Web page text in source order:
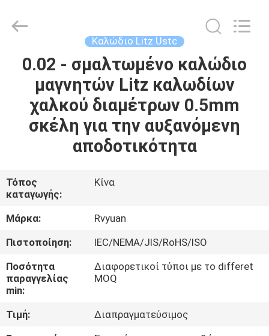
ΣΠΊΤΙ
ΠΡΟΪΌΝΤΑ
ΠΕΡΊΠΟΥ
ΕΜΕΊΣ
ΓΎΡΟΣ
ΕΡΓΟΣΤΑΣΊΩΝ
ΠΟΙΟΤΙΚΌΣ
ΈΛΕΓΧΟΣ
Material
Co,.Ltd.
Reserved.
Καλώδιο Litz Ustc
0.02 - σμαλτωμένο καλώδιο
μαγνητών Litz καλωδίων
χαλκού διαμέτρων 0.5mm
σκέλη για την αυξανόμενη
αποδοτικότητα
Τόπος
καταγωγής:
Κίνα
Μάρκα:
Rvyuan
Πιστοποίηση:
IEC/NEMA/JIS/RoHS/ISO
Ποσότητα
παραγγελίας
min:
Διαφορετικοί τύποι με το differet
MOQ
Τιμή:
Διαπραγματεύσιμος